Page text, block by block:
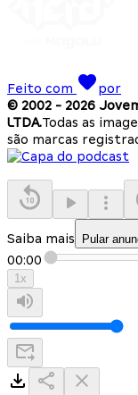
Feito com
por
© 2002 - 2026
LTDA.Todas as
são marcas
Saiba mais Pular
00:00
1x